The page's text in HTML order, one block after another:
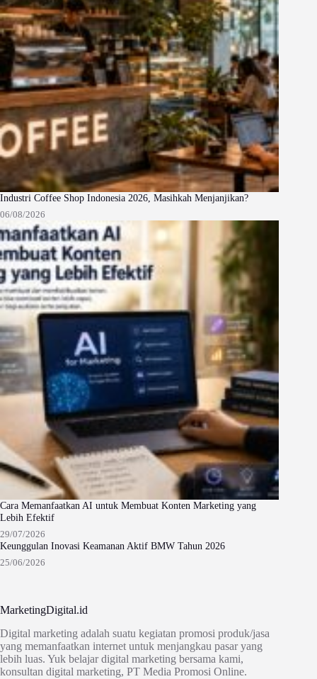
Industri Coffee Shop Indonesia 2026, Masihkah Menjanjikan?
06/08/2026
Cara Memanfaatkan AI untuk Membuat Konten Marketing yang
Lebih Efektif
29/07/2026
Keunggulan Inovasi Keamanan Aktif BMW Tahun 2026
25/06/2026
MarketingDigital.id
Digital marketing adalah suatu kegiatan promosi produk/jasa
yang memanfaatkan internet untuk menjangkau pasar yang
lebih luas. Yuk belajar digital marketing bersama kami,
konsultan digital marketing, PT Media Promosi Online.